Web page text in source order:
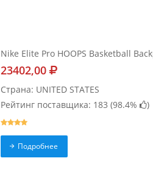
Nike Elite Pro HOOPS Basketball
23402,00
Страна: UNITED STATES
Рейтинг поставщика: 183 (98.4% )
Подробнее